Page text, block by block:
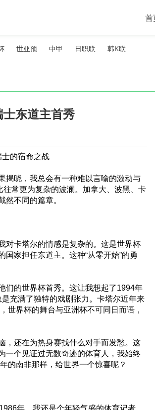
首
世亚预 中甲 日职联 韩K联
东道主首秀
的宿命之战
揭晓，我总会有一种难以言喻的激动与
常更为复杂的波澜。加拿大、波黑、卡
不同的篇章。
对卡塔尔的情感是复杂的。这是世界杯
家担任东道主。这种“从零开始”的勇
们的世界杯首秀。这让我想起了1994年
充满了独特的戏剧张力。卡塔尔近年来
世界杯的舞台与亚洲杯不可同日而语，
，还在为热身赛找什么对手而发愁。这
一个见证过无数奇迹的体育人，我始终
的南非那样，给世界一个惊喜呢？
年，我还是个年轻气盛的体育记者，